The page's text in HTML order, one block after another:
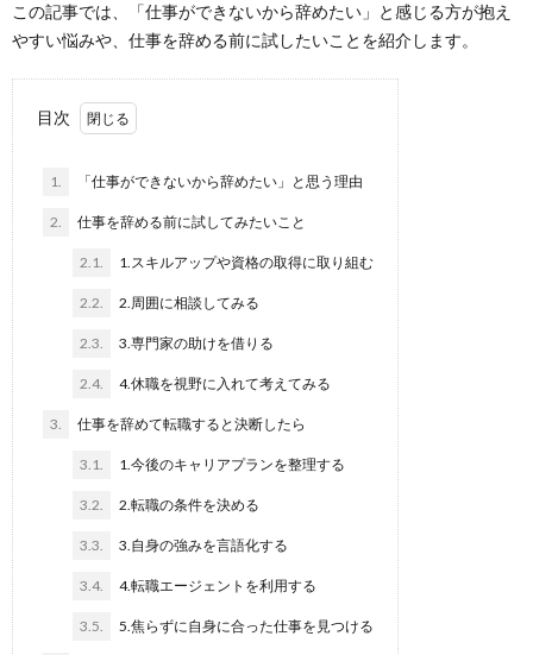
この記事では、「仕事ができないから辞めたい」と感じる方が抱え
やすい悩みや、仕事を辞める前に試したいことを紹介します。
目次
1. 「仕事ができないから辞めたい」と思う理由
2. 仕事を辞める前に試してみたいこと
2.1. 1.スキルアップや資格の取得に取り組む
2.2. 2.周囲に相談してみる
2.3. 3.専門家の助けを借りる
2.4. 4.休職を視野に入れて考えてみる
3. 仕事を辞めて転職すると決断したら
3.1. 1.今後のキャリアプランを整理する
3.2. 2.転職の条件を決める
3.3. 3.自身の強みを言語化する
3.4. 4.転職エージェントを利用する
3.5. 5.焦らずに自身に合った仕事を見つける